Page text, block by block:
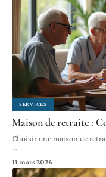
SERVICES
Maison de retraite :
Choisir une maison de
…
11 mars 2026